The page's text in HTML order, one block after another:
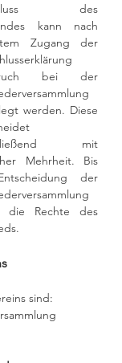
des
kann nach
Zugang der
bei der
werden. Diese
mit
Mehrheit. Bis
der
die Rechte des
sind: